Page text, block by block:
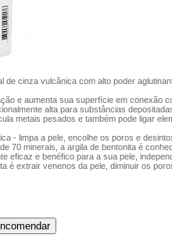
de cinza vulcânica com alto poder
e aumenta sua superfície em conexão
alta para substâncias
metais pesados e também pode ligar
- limpa a pele, encolhe os poros e
70 minerais, a argila de bentonita é
eficaz e benéfico para a sua pele,
é extrair venenos da pele, diminuir os